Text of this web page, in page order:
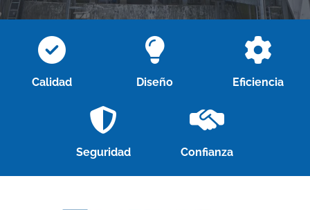
Calidad Diseño Eficiencia
Seguridad Confianza